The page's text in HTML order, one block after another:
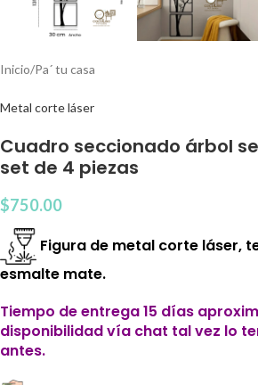
Inicio/Pa´ tu casa
Metal corte láser
Cuadro seccionado árbol
set de 4 piezas
$750.00
Figura de metal corte láser,
esmalte mate.
Tiempo de entrega 15 días
disponibilidad vía chat tal vez lo
antes.